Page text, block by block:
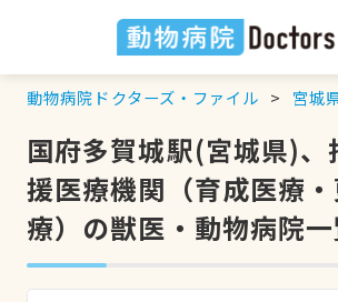
動物病院ドクターズ・ファイル 宮城
国府多賀城駅(宮城県)、
援医療機関（育成医療
療）の獣医・動物病院